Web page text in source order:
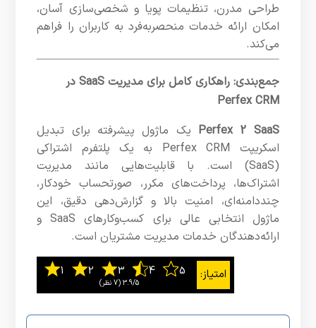
طراحی مدرن، تنظیمات پویا و شخصی‌سازی آسان،
امکان ارائه خدمات منحصربه‌فرد به کاربران را فراهم
می‌کند.
جمع‌بندی: راهکاری کامل برای مدیریت SaaS در
Perfex CRM
Perfex 2 SaaS یک ماژول پیشرفته برای تبدیل
اسکریپت Perfex CRM به یک پلتفرم اشتراکی
(SaaS) است. با قابلیت‌هایی مانند مدیریت
اشتراک‌ها، پرداخت‌های مکرر، صورتحساب خودکار،
چنددامنه‌ای، امنیت بالا و گزارش‌دهی دقیق، این
ماژول انتخابی عالی برای کسب‌وکارهای SaaS و
ارائه‌دهندگان خدمات مدیریت مشتریان است.
3.9/5 ‏‫(7 نظر)‬